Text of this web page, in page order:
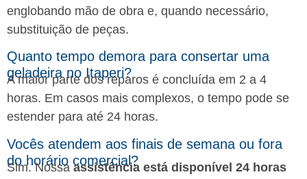
englobando mão de obra e, quando necessário,
substituição de peças.
Quanto tempo demora para consertar uma
geladeira no Itaperi?
A maior parte dos reparos é concluída em 2 a 4
horas. Em casos mais complexos, o tempo pode se
estender para até 24 horas.
Vocês atendem aos finais de semana ou fora
do horário comercial?
Sim. Nossa assistência está disponível 24 horas